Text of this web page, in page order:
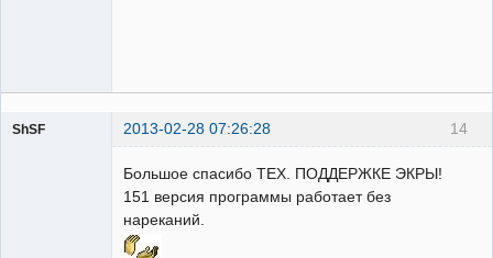
14
ShSF 2013-02-28 07:26:28
Большое спасибо ТЕХ. ПОДДЕРЖКЕ ЭКРЫ!
151 версия программы работает без
нареканий.